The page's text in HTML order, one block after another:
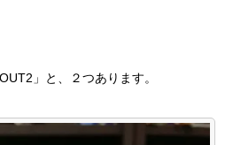
」と、２つあります。